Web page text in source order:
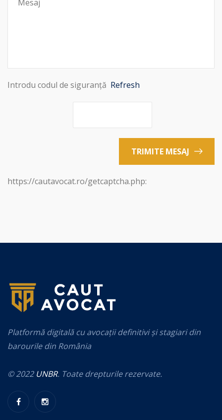
Introdu codul de siguranță Refresh
TRIMITE MESAJ
https://cautavocat.ro/getcaptcha.php:
Platformă digitală cu avocații definitivi și stagiari din
barourile din România
© 2022 UNBR. Toate drepturile rezervate.